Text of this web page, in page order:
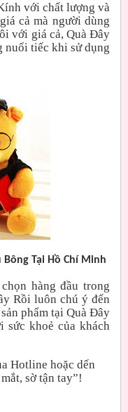
với chất lượng và
cả mà người dùng
với giá cả, Quà Đây
nuối tiếc khi sử dụng
Bông Tại Hồ Chí Minh
hàng đầu trong
Rồi luôn chú ý đến
phẩm tại Quà Đây
sức khoẻ của khách
Hotline hoặc dến
sờ tận tay”!